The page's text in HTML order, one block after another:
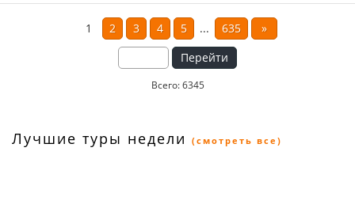
1 2 3 4 5 ... 635
»
Перейти
Всего: 6345
Лучшие туры недели (смотреть все)